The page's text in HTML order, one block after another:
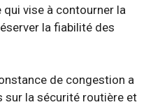
qui vise à contourner la
la fiabilité des
de congestion a
sur la sécurité routière et